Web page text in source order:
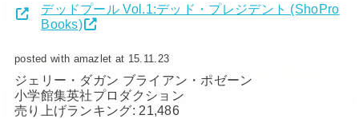
デッドプール Vol.1:デッド・プレジデント (ShoPro
Books)
posted with amazlet at 15.11.23
ジェリー・ダガン ブライアン・ポゼーン
小学館集英社プロダクション
売り上げランキング: 21,486